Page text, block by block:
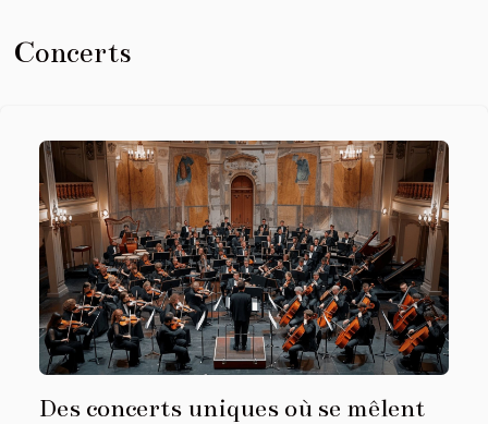
Concerts
Des concerts uniques où se mêlent